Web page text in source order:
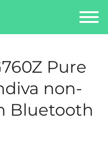
Pure
non-
Bluetooth